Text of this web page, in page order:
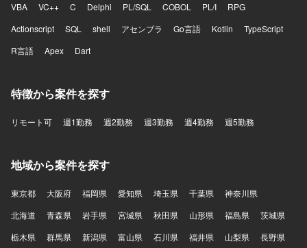
VBA
VC++ C Delphi PL/SQL COBOL PL/I
RPG
Actionscript
SQL shell アセンブラ Go言語 Kotlin
TypeScript
R言語
Apex Dart
特徴から案件を探す
リモート可 週1勤務 週2勤務 週3勤務 週4勤務 週5勤務
地域から案件を探す
東京都 大阪府 福岡県 愛知県 埼玉県 千葉県
神奈川県
北海道
青森県 岩手県 宮城県 秋田県 山形県 福島県
茨城県
栃木県
群馬県 新潟県 富山県 石川県 福井県 山梨県
長野県